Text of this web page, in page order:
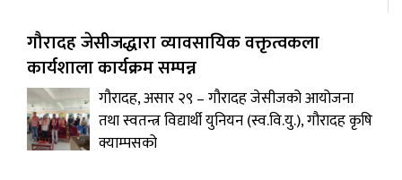
गौरादह जेसीजद्धारा व्यावसायिक वक्तृत्वकला
कार्यशाला कार्यक्रम सम्पन्न
गौरादह, असार २९ – गौरादह जेसीजको आयोजना
तथा स्वतन्त्र विद्यार्थी युनियन (स्व.वि.यु.), गौरादह कृषि
क्याम्पसको